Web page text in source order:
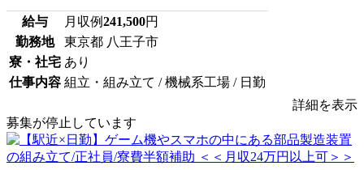
給与 月収例241,500円
勤務地
東京都 八王子市
寮・社宅 あり
仕事内容 組立・組み立て / 機械系工場 / 日勤
詳細を表示
募集が停止しています